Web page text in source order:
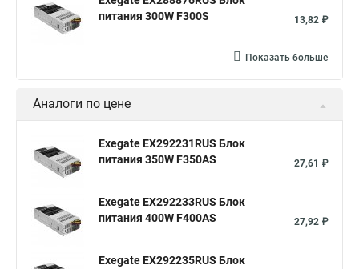
питания 300W F300S
13,82 ₽
Показать больше
Аналоги по цене
Exegate EX292231RUS Блок
питания 350W F350AS
27,61 ₽
Exegate EX292233RUS Блок
питания 400W F400AS
27,92 ₽
Exegate EX292235RUS Блок